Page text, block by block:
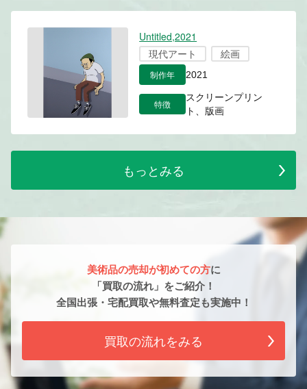
Untitled,2021
現代アート
絵画
制作年 2021
特徴
スクリーンプリン
ト、版画
もっとみる
美術品の売却が初めての方に
「買取の流れ」をご紹介！
全国出張・宅配買取や無料査定も実施中！
買取の流れをみる